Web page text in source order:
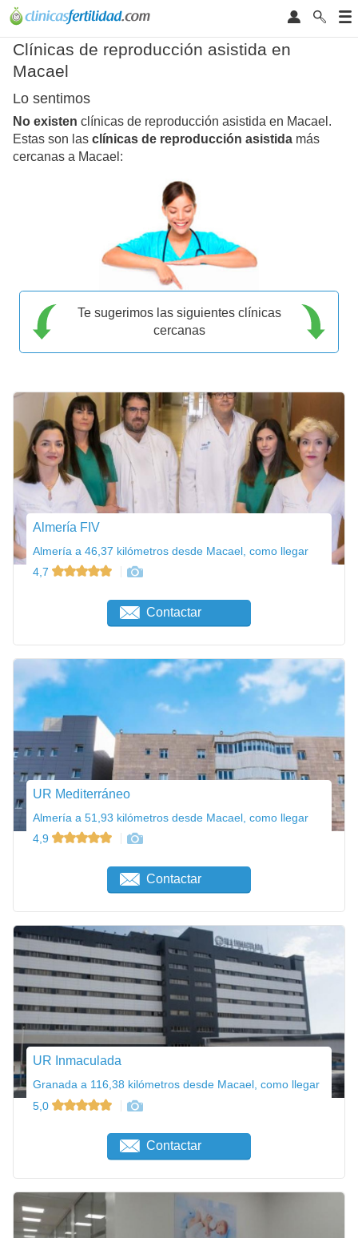
Clínicas de reproducción asistida en
Macael
Lo sentimos
No existen clínicas de reproducción asistida en Macael.
Estas son las clínicas de reproducción asistida más
cercanas a Macael:
Te sugerimos las siguientes clínicas
cercanas
Almería FIV
Almería a 46,37 kilómetros desde Macael, como llegar
4,7
Contactar
UR Mediterráneo
Almería a 51,93 kilómetros desde Macael, como llegar
4,9
Contactar
UR Inmaculada
Granada a 116,38 kilómetros desde Macael, como llegar
5,0
Contactar